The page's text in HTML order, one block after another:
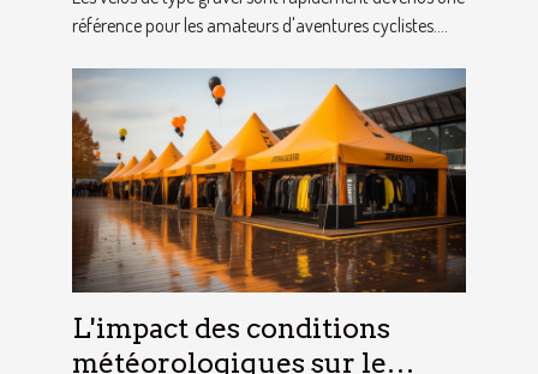
référence pour les amateurs d'aventures cyclistes....
L'impact des conditions
météorologiques sur le